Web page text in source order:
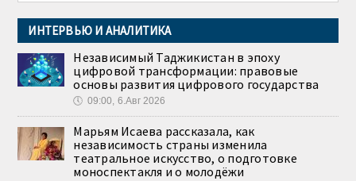
ИНТЕРВЬЮ И АНАЛИТИКА
Независимый Таджикистан в эпоху
цифровой трансформации: правовые
основы развития цифрового государства
🕔 09:00, 6.Авг 2026
Марьям Исаева рассказала, как
независимость страны изменила
театральное искусство, о подготовке
моноспектакля и о молодёжи